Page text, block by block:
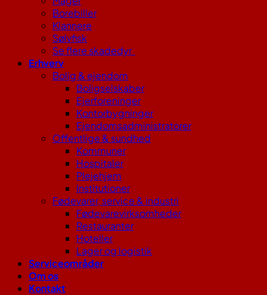
Borebiller
Klannere
Sølvfisk
Se flere skadedyr
Erhverv
Bolig & ejendom
Boligselskaber
Ejerforeninger
Kontorbygninger
Ejendomsadministratorer
Offentlige & sundhed
Kommuner
Hospitaler
Plejehjem
Institutioner
Fødevarer, service & industri
Fødevarevirksomheder
Restauranter
Hoteller
Lager og logistik
Serviceområder
Om os
Kontakt